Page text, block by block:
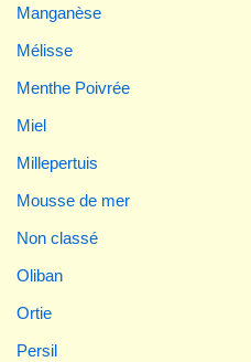
Manganèse
Mélisse
Menthe Poivrée
Miel
Millepertuis
Mousse de mer
Non classé
Oliban
Ortie
Persil